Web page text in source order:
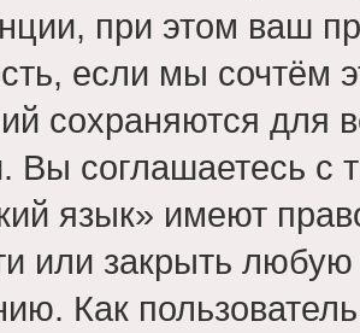
при этом ваш
если мы сочтём
сохраняются для
Вы соглашаетесь
язык» имеют
или закрыть
Как